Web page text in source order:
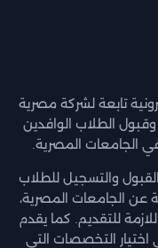
تابعة لشركة مصرية
الطلاب الوافدين
الجامعات المصرية.
والتسجيل للطلاب
عن الجامعات المصرية،
للتقديم. كما يقدم
التخصصات التي